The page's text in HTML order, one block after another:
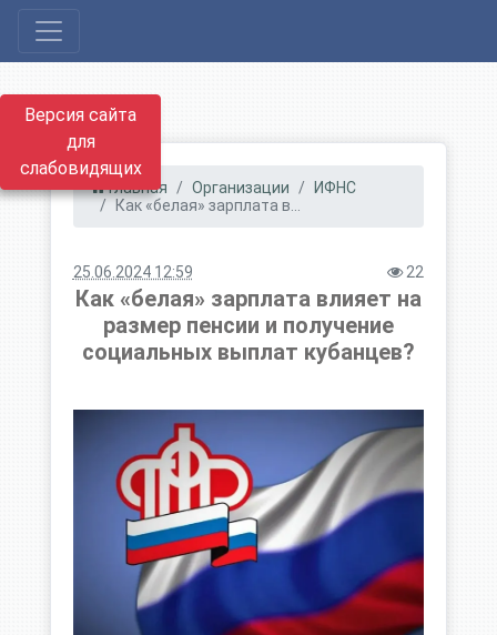
Версия сайта
для
слабовидящих
Главная Организации
ИФНС
Как «белая» зарплата в...
25.06.2024 12:59 22
Как «белая» зарплата влияет на
размер пенсии и получение
социальных выплат кубанцев?